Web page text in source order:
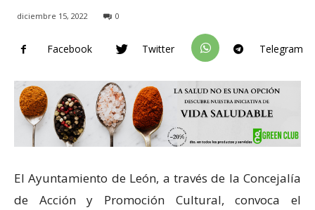
diciembre 15, 2022 0
Facebook Twitter Telegram
El Ayuntamiento de León, a través de la Concejalía
de Acción y Promoción Cultural, convoca el